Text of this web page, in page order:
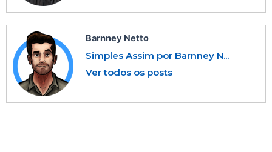
Barnney Netto
Simples Assim por Barnney N...
Ver todos os posts